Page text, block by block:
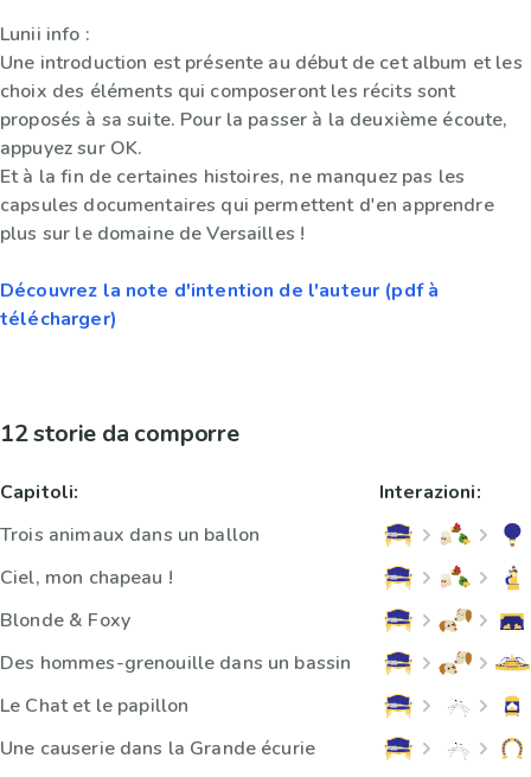
Lunii info :
Une introduction est présente au début de cet album et les
choix des éléments qui composeront les récits sont
proposés à sa suite. Pour la passer à la deuxième écoute,
appuyez sur OK.
Et à la fin de certaines histoires, ne manquez pas les
capsules documentaires qui permettent d'en apprendre
plus sur le domaine de Versailles !
Découvrez la note d'intention de l'auteur (pdf à
télécharger)
12 storie da comporre
Capitoli:
Trois animaux dans un ballon
Ciel, mon chapeau !
Blonde & Foxy
Des hommes-grenouille dans un bassin
Le Chat et le papillon
Une causerie dans la Grande écurie
Interazioni: